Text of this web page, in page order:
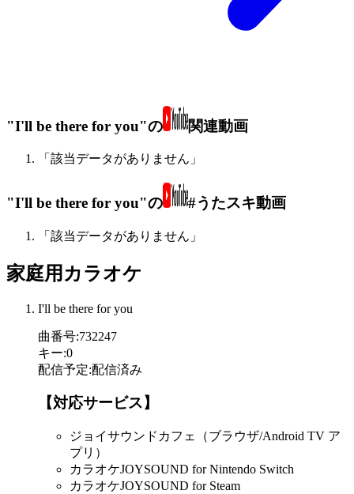
"I'll be there for you"の 関連動画
「該当データがありません」
"I'll be there for you"の #うたスキ動画
「該当データがありません」
家庭用カラオケ
I'll be there for you
曲番号:732247
キー:0
配信予定:配信済み
【対応サービス】
ジョイサウンドカフェ（ブラウザ/Android TV ア
プリ）
カラオケJOYSOUND for Nintendo Switch
カラオケJOYSOUND for Steam